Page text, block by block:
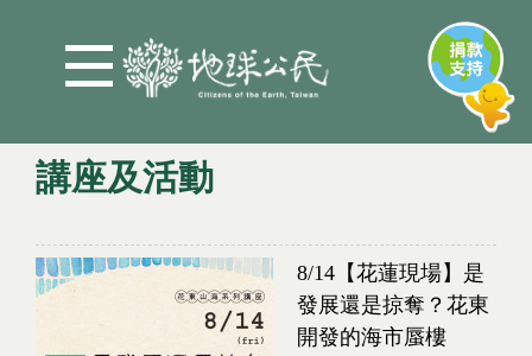
講座及活動
您在這裡
8/14【花蓮現場】是
發展還是掠奪？花東
開發的海市蜃樓